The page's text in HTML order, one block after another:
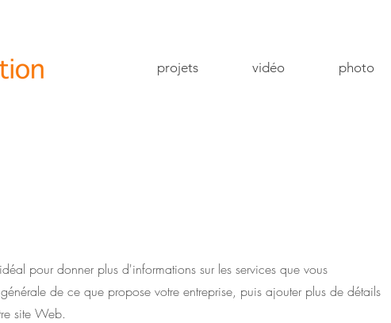
projets vidéo photo
pour donner plus d'informations sur les services que vous
de ce que propose votre entreprise, puis ajouter plus de détails
site Web.